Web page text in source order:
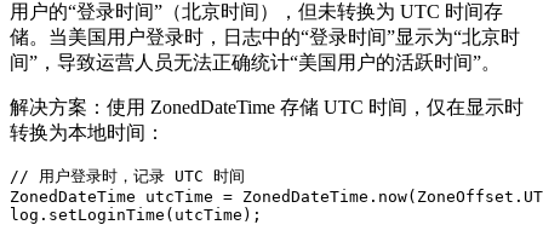
用户的“登录时间”（北京时间），但未转换为 UTC 时间存
储。当美国用户登录时，日志中的“登录时间”显示为“北京时
间”，导致运营人员无法正确统计“美国用户的活跃时间”。
解决方案：使用 ZonedDateTime 存储 UTC 时间，仅在显示时
转换为本地时间：
// 用户登录时，记录 UTC 时间
ZonedDateTime utcTime =
log.setLoginTime(utcTime);